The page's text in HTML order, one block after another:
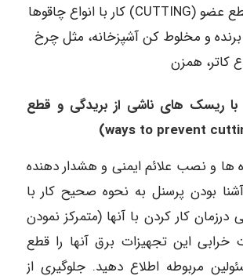
بریدگی ، قطع عضو (CUTTING) کار با انواع چاقوها
و مخلوط کن آشپزخانه، مثل چرخ
کاتر، همزن
با ریسک های ناشی از بریدگی و قطع
ها و نصب علائم ایمنی و هشدار دهنده
بودن پرسنل به نحوه صحیح کار با
درزمان کار کردن با آنها (متمرکز نمودن
این تجهیزات برق آنها را قطع
مربوطه اطلاع دهید. جلوگیری از